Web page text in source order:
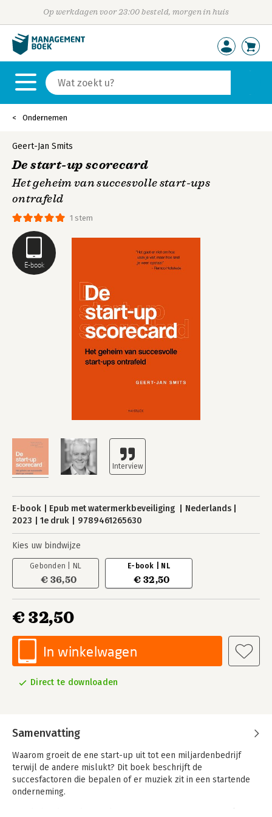
Op werkdagen voor 23:00 besteld, morgen in huis
Ondernemen
E-book
1 stem
Geert-Jan Smits
De start-up scorecard
Het geheim van succesvolle start-ups
ontrafeld
E-book Epub met watermerkbeveiliging
Nederlands
2023
1e druk 9789461265630
Kies uw bindwijze
Gebonden | NL
€ 36,50
E-book | NL
€ 32,50
€ 32,50
In winkelwagen
Direct te downloaden
Samenvatting
Waarom groeit de ene start-up uit tot een miljardenbedrijf
terwijl de andere mislukt? Dit boek beschrijft de
succesfactoren die bepalen of er muziek zit in een startende
onderneming.